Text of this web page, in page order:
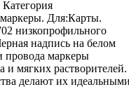
Для:Карты.
низкопрофильного
надпись на белом
провода маркеры
и мягких растворителей.
делают их